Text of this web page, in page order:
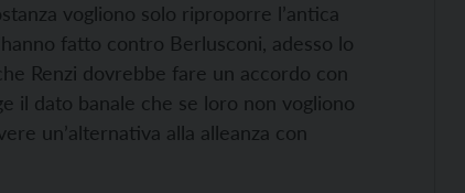
vogliono solo riproporre l’antica
fatto contro Berlusconi, adesso lo
Renzi dovrebbe fare un accordo con
il dato banale che se loro non vogliono
un’alternativa alla alleanza con